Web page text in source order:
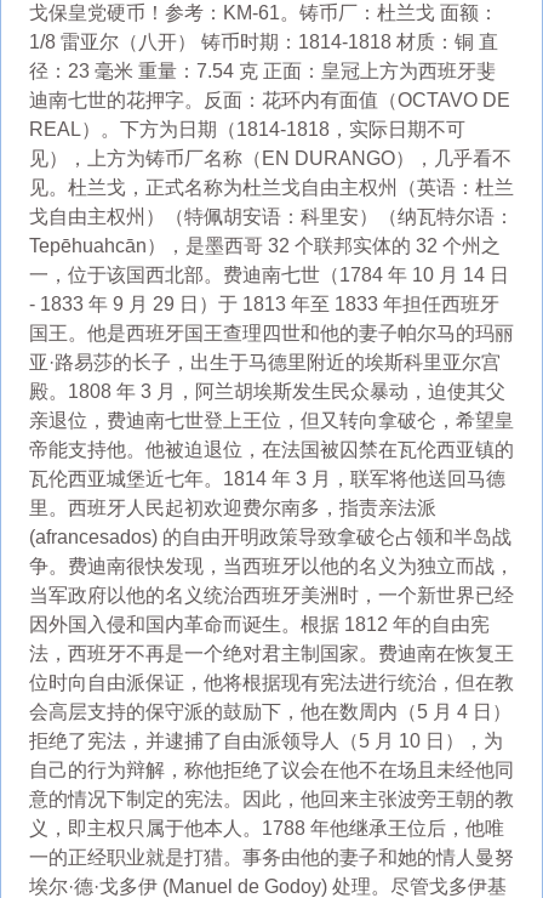
戈保皇党硬币！参考：KM-61。铸币厂：杜兰戈 面额：
1/8 雷亚尔（八开） 铸币时期：1814-1818 材质：铜 直
径：23 毫米 重量：7.54 克 正面：皇冠上方为西班牙斐
迪南七世的花押字。反面：花环内有面值（OCTAVO DE
REAL）。下方为日期（1814-1818，实际日期不可
见），上方为铸币厂名称（EN DURANGO），几乎看不
见。杜兰戈，正式名称为杜兰戈自由主权州（英语：杜兰
戈自由主权州）（特佩胡安语：科里安）（纳瓦特尔语：
Tepēhuahcān），是墨西哥 32 个联邦实体的 32 个州之
一，位于该国西北部。费迪南七世（1784 年 10 月 14 日
- 1833 年 9 月 29 日）于 1813 年至 1833 年担任西班牙
国王。他是西班牙国王查理四世和他的妻子帕尔马的玛丽
亚·路易莎的长子，出生于马德里附近的埃斯科里亚尔宫
殿。1808 年 3 月，阿兰胡埃斯发生民众暴动，迫使其父
亲退位，费迪南七世登上王位，但又转向拿破仑，希望皇
帝能支持他。他被迫退位，在法国被囚禁在瓦伦西亚镇的
瓦伦西亚城堡近七年。1814 年 3 月，联军将他送回马德
里。西班牙人民起初欢迎费尔南多，指责亲法派
(afrancesados) 的自由开明政策导致拿破仑占领和半岛战
争。费迪南很快发现，当西班牙以他的名义为独立而战，
当军政府以他的名义统治西班牙美洲时，一个新世界已经
因外国入侵和国内革命而诞生。根据 1812 年的自由宪
法，西班牙不再是一个绝对君主制国家。费迪南在恢复王
位时向自由派保证，他将根据现有宪法进行统治，但在教
会高层支持的保守派的鼓励下，他在数周内（5 月 4 日）
拒绝了宪法，并逮捕了自由派领导人（5 月 10 日），为
自己的行为辩解，称他拒绝了议会在他不在场且未经他同
意的情况下制定的宪法。因此，他回来主张波旁王朝的教
义，即主权只属于他本人。1788 年他继承王位后，他唯
一的正经职业就是打猎。事务由他的妻子和她的情人曼努
埃尔·德·戈多伊 (Manuel de Godoy) 处理。尽管戈多伊基